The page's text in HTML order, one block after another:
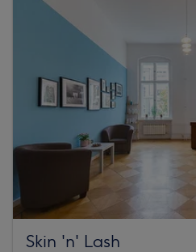
Skin 'n' Lash